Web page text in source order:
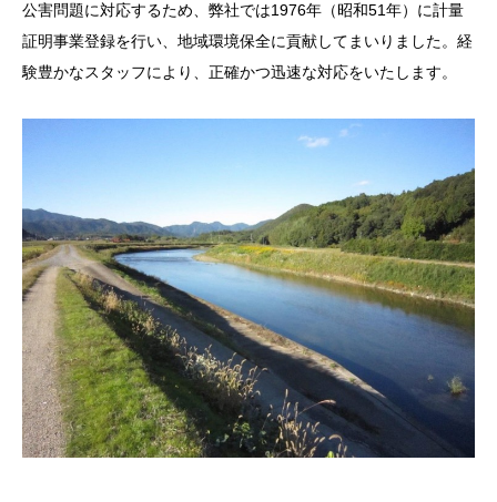
公害問題に対応するため、弊社では1976年（昭和51年）に計量
証明事業登録を行い、地域環境保全に貢献してまいりました。経
験豊かなスタッフにより、正確かつ迅速な対応をいたします。